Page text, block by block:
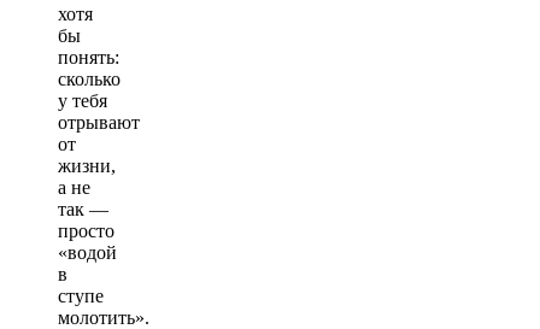
хотя
бы
понять:
сколько
у тебя
отрывают
от
жизни,
а не
так —
просто
«водой
в
ступе
молотить».